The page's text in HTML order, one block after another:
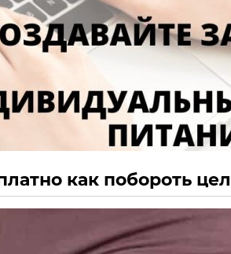
как побороть